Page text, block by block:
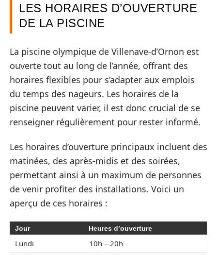
LES HORAIRES D’OUVERTURE
DE LA PISCINE
La piscine olympique de Villenave-d’Ornon est
ouverte tout au long de l’année, offrant des
horaires flexibles pour s’adapter aux emplois
du temps des nageurs. Les horaires de la
piscine peuvent varier, il est donc crucial de se
renseigner régulièrement pour rester informé.
Les horaires d’ouverture principaux incluent des
matinées, des après-midis et des soirées,
permettant ainsi à un maximum de personnes
de venir profiter des installations. Voici un
aperçu de ces horaires :
Jour Heures d’ouverture
Lundi
10h – 20h